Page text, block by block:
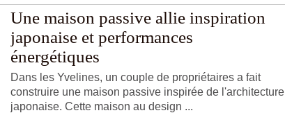
Une maison passive allie inspiration
japonaise et performances
énergétiques
Dans les Yvelines, un couple de propriétaires a fait
construire une maison passive inspirée de l'architecture
japonaise. Cette maison au design ...